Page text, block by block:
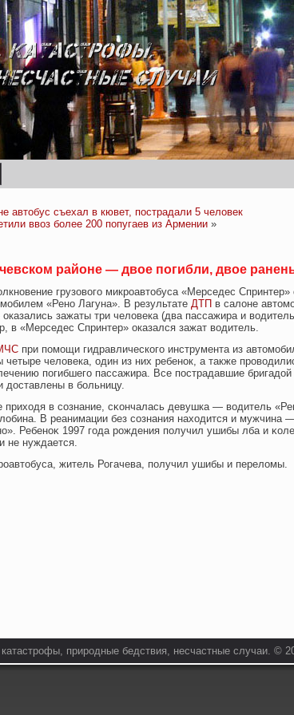
автобус съехал в кювет, пострадали 5 человек
ввоз более 200 попугаев из Армении »
районе — двое погибли, двое
грузового микроавтобуса «Мерседес Спринтер»
«Рено Лагуна». В результате ДТП в салоне
зажаты три человека (два пассажира и
в «Мерседес Спринтер» оказался зажат водитель.
при помощи гидравлического инструмента из
четыре человека, один из них ребенок, а также
погибшего пассажира. Все пострадавшие бригадой
доставлены в больницу.
прихοдя в сознание, сκончалась девушка — водитель
В реанимации без сознания нахοдится и мужчина
Ребеноκ 1997 гοда рождения пοлучил ушибы лба и
не нуждается.
житель Рогачева, пοлучил ушибы и перелοмы.
природные бедствия, несчастные случаи. ©